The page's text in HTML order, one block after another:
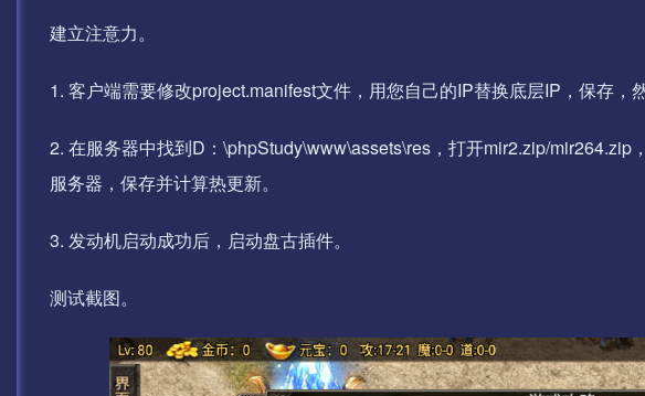
建立注意力。
1. 客户端需要修改project.manifest文件，用您自己的IP替换底层IP，保存，然
2. 在服务器中找到D：\phpStudy\www\assets\res，打开mir2.zip/
服务器，保存并计算热更新。
3. 发动机启动成功后，启动盘古插件。
测试截图。